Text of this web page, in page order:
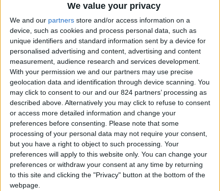
We value your privacy
We and our partners store and/or access information on a
device, such as cookies and process personal data, such as
unique identifiers and standard information sent by a device for
personalised advertising and content, advertising and content
measurement, audience research and services development.
With your permission we and our partners may use precise
geolocation data and identification through device scanning. You
may click to consent to our and our 824 partners’ processing as
described above. Alternatively you may click to refuse to consent
or access more detailed information and change your
preferences before consenting.
Please note that some
processing of your personal data may not require your consent,
but you have a right to object to such processing. Your
preferences will apply to this website only. You can change your
preferences or withdraw your consent at any time by returning
to this site and clicking the "Privacy" button at the bottom of the
webpage.
la paura del futuro, letteralmente, tolgono il
sonno a molti di noi è importante non scambiare
la creatività con l’avventatezza. Piccolo ma
doveroso consiglio per la lettura di questo testo.
Ma è altrettanto vero che sia proprio in momenti
di crisi, di stallo e di incertezza che possono
nascere gli stimoli e le idee migliori per tentare
di cambiare, di introdurre una svolta, grande o
piccola che sia, ai sentieri fino ad ora battuti. E in
questa ottica, il libro di cui parliamo può di certo
dare qualche spunto. Tenendo comunque